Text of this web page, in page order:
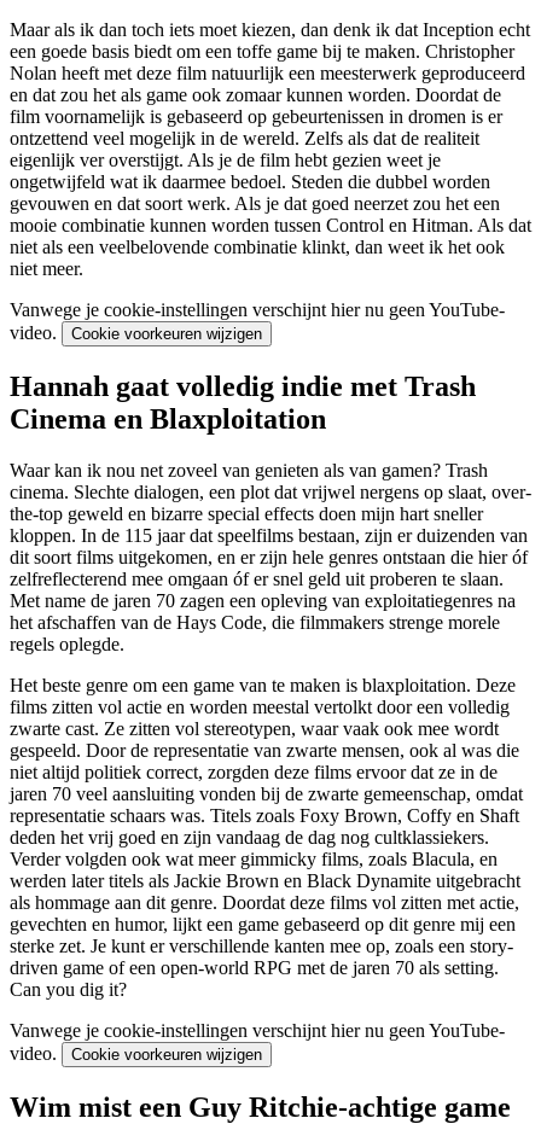
Maar als ik dan toch iets moet kiezen, dan denk ik dat Inception echt
een goede basis biedt om een toffe game bij te maken. Christopher
Nolan heeft met deze film natuurlijk een meesterwerk geproduceerd
en dat zou het als game ook zomaar kunnen worden. Doordat de
film voornamelijk is gebaseerd op gebeurtenissen in dromen is er
ontzettend veel mogelijk in de wereld. Zelfs als dat de realiteit
eigenlijk ver overstijgt. Als je de film hebt gezien weet je
ongetwijfeld wat ik daarmee bedoel. Steden die dubbel worden
gevouwen en dat soort werk. Als je dat goed neerzet zou het een
mooie combinatie kunnen worden tussen Control en Hitman. Als dat
niet als een veelbelovende combinatie klinkt, dan weet ik het ook
niet meer.
Vanwege je cookie-instellingen verschijnt hier nu geen YouTube-
video.
Cookie voorkeuren wijzigen
Hannah gaat volledig indie met Trash
Cinema en Blaxploitation
Waar kan ik nou net zoveel van genieten als van gamen? Trash
cinema. Slechte dialogen, een plot dat vrijwel nergens op slaat, over-
the-top geweld en bizarre special effects doen mijn hart sneller
kloppen. In de 115 jaar dat speelfilms bestaan, zijn er duizenden van
dit soort films uitgekomen, en er zijn hele genres ontstaan die hier óf
zelfreflecterend mee omgaan óf er snel geld uit proberen te slaan.
Met name de jaren 70 zagen een opleving van exploitatiegenres na
het afschaffen van de Hays Code, die filmmakers strenge morele
regels oplegde.
Het beste genre om een game van te maken is blaxploitation. Deze
films zitten vol actie en worden meestal vertolkt door een volledig
zwarte cast. Ze zitten vol stereotypen, waar vaak ook mee wordt
gespeeld. Door de representatie van zwarte mensen, ook al was die
niet altijd politiek correct, zorgden deze films ervoor dat ze in de
jaren 70 veel aansluiting vonden bij de zwarte gemeenschap, omdat
representatie schaars was. Titels zoals Foxy Brown, Coffy en Shaft
deden het vrij goed en zijn vandaag de dag nog cultklassiekers.
Verder volgden ook wat meer gimmicky films, zoals Blacula, en
werden later titels als Jackie Brown en Black Dynamite uitgebracht
als hommage aan dit genre. Doordat deze films vol zitten met actie,
gevechten en humor, lijkt een game gebaseerd op dit genre mij een
sterke zet. Je kunt er verschillende kanten mee op, zoals een story-
driven game of een open-world RPG met de jaren 70 als setting.
Can you dig it?
Vanwege je cookie-instellingen verschijnt hier nu geen YouTube-
video.
Cookie voorkeuren wijzigen
Wim mist een Guy Ritchie-achtige game